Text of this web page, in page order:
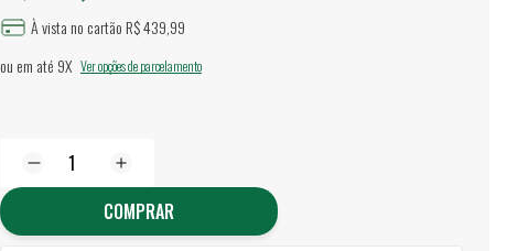
À vista no cartão R$ 439,99
ou em até 9X Ver opções de parcelamento
COMPRAR